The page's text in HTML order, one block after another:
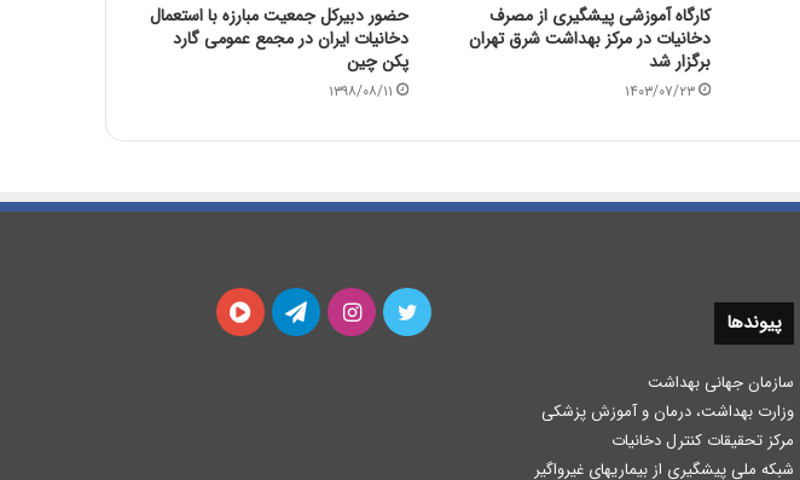
کارگاه آموزشی پیشگیری از مصرف
دخانیات در مرکز بهداشت شرق تهران
برگزار شد
۱۴۰۳/۰۷/۲۳
حضور دبیرکل جمعیت مبارزه با استعمال
دخانیات ایران در مجمع عمومی گارد
پکن چین
۱۳۹۸/۰۸/۱۱
پیوندها
سازمان جهانی بهداشت
وزارت بهداشت، درمان و آموزش پزشكی
مرکز تحقیقات کنترل دخانیات
شبکه ملی پیشگیری از بیماریهای غیرواگیر
توییتر اینستاگرامتلگرام آپارات